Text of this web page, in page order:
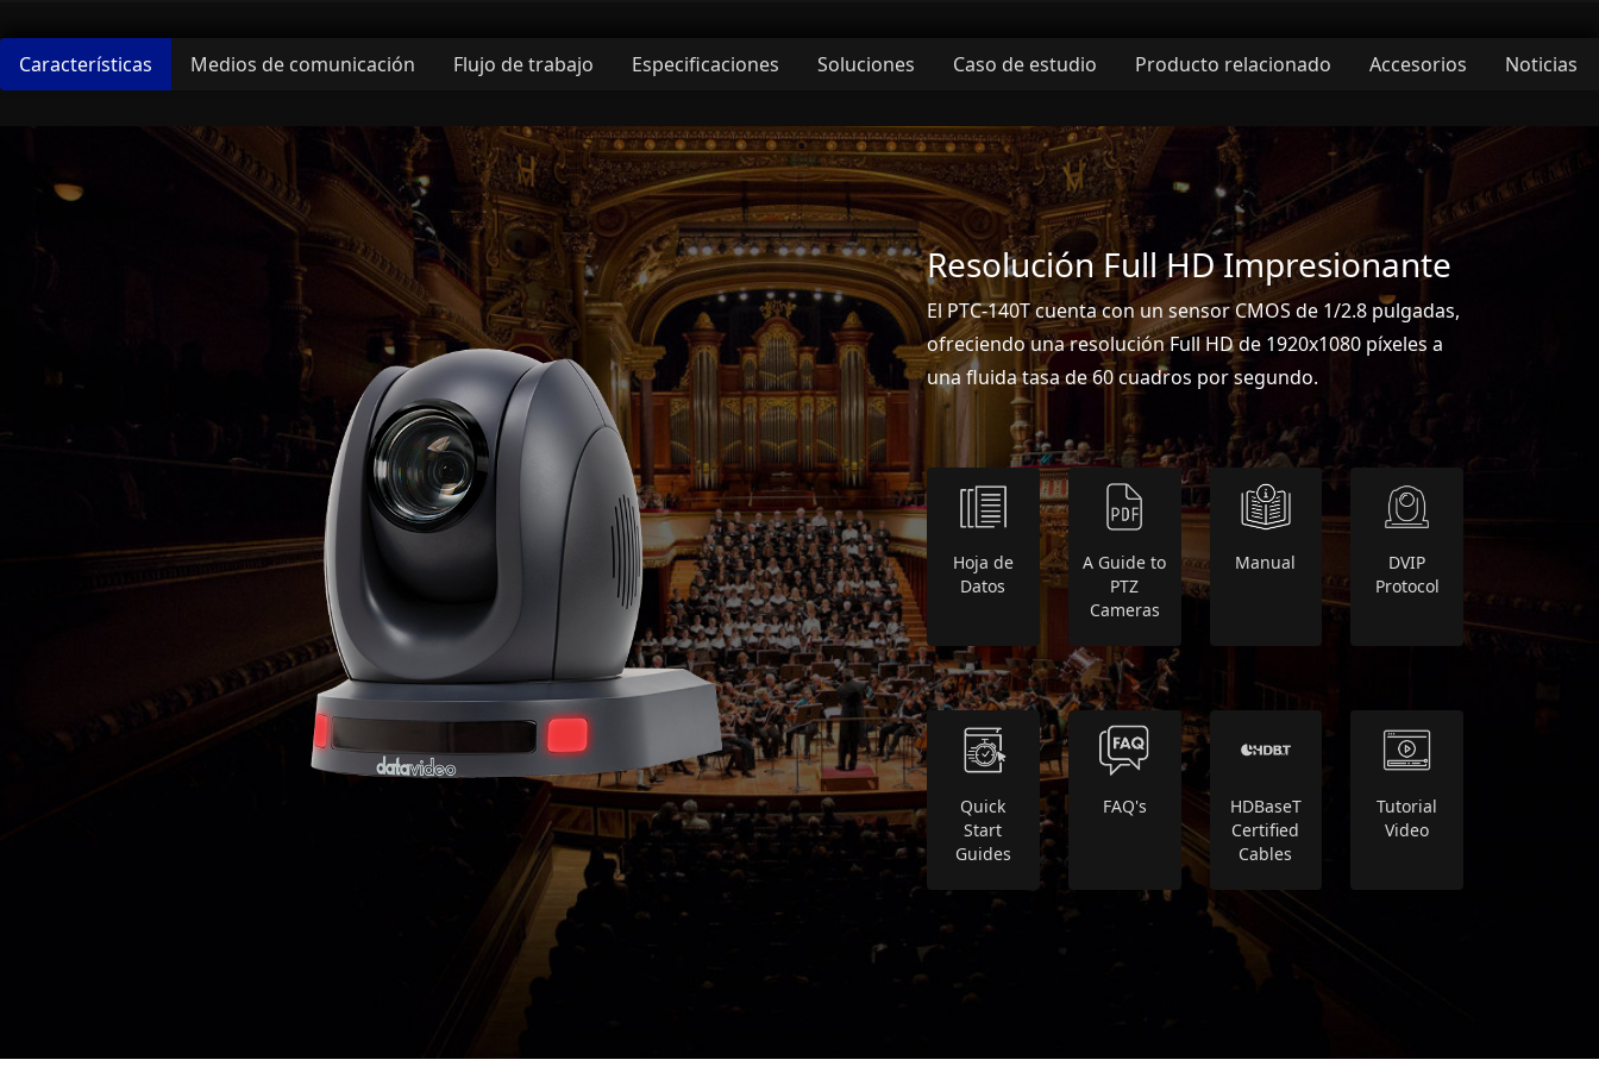
Características Medios de comunicación Flujo de trabajo Especificaciones Soluciones Caso de estudio Producto relacionado Accesorios Noticias
Resolución Full HD Impresionante
El PTC-140T cuenta con un sensor CMOS de 1/2.8 pulgadas,
ofreciendo una resolución Full HD de 1920x1080 píxeles a
una fluida tasa de 60 cuadros por segundo.
Hoja de
Datos
A Guide to
PTZ
Cameras
Manual
DVIP
Protocol
Quick
Start
Guides
FAQ's
HDBaseT
Certified
Cables
Tutorial
Video